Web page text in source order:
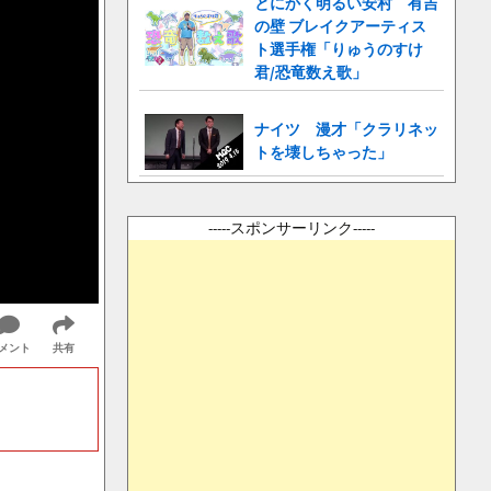
ント 共有
の壁 ブレイクアーティス
ト選手権「りゅうのすけ
君/恐竜数え歌」
ナイツ 漫才「クラリネッ
トを壊しちゃった」
-----スポンサーリンク-----